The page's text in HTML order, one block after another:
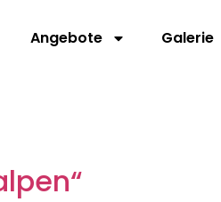
Angebote Galerie